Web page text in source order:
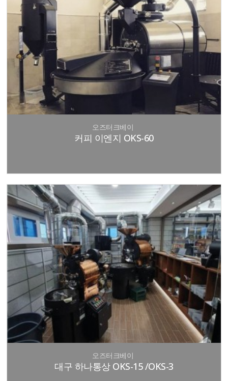
오즈터크베이
커피 이엔지 OKS-60
오즈터크베이
대구 하나통상 OKS-15 /OKS-3